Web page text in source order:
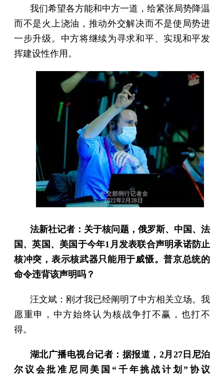
我们希望各方能和中方一道，给紧张局势降温
而不是火上浇油，推动外交解决而不是使局势进
一步升级。中方将继续为寻求和平、实现和平发
挥建设性作用。
法新社记者：关于核问题，俄罗斯、中国、法
国、英国、美国于今年1月发表联合声明承诺防止
核冲突，表示核武器只能用于威慑。普京总统的
命令违背该声明吗？
汪文斌：刚才我已经阐明了中方相关立场。我
愿重申，中方始终认为核战争打不赢，也打不
得。
湖北广播电视台记者：据报道，2月27日尼泊
尔议会批准尼同美国“千年挑战计划”协议